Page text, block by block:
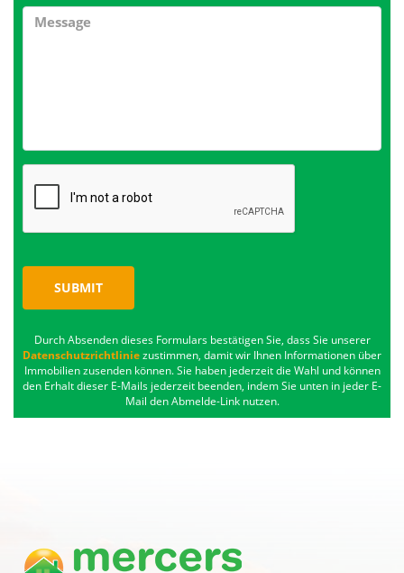
SUBMIT
Durch Absenden dieses Formulars bestätigen Sie, dass Sie unserer
Datenschutzrichtliniezustimmen, damit wir Ihnen Informationen über
Immobilien zusenden können. Sie haben jederzeit die Wahl und können
den Erhalt dieser E-Mails jederzeit beenden, indem Sie unten in jeder E-
Mail den Abmelde-Link nutzen.